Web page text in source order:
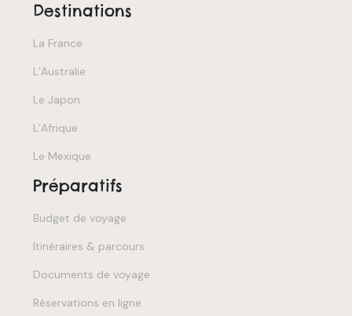
Destinations
La France
L’Australie
Le Japon
L’Afrique
Le Mexique
Préparatifs
Budget de voyage
Itinéraires & parcours
Documents de voyage
Réservations en ligne